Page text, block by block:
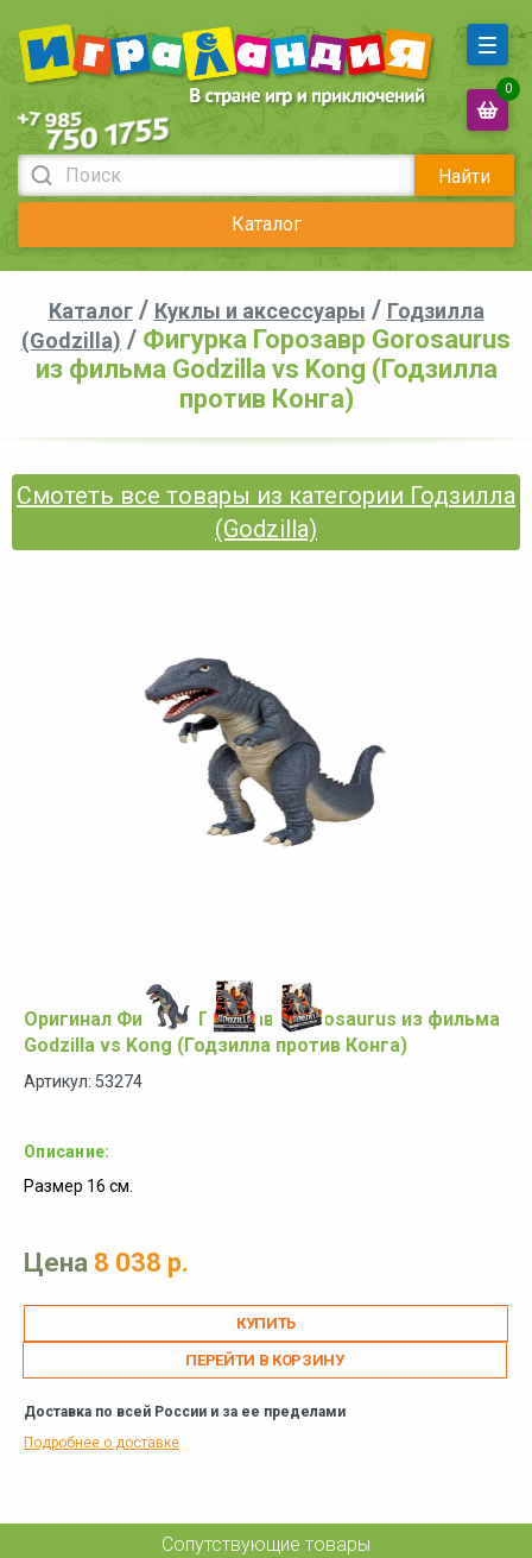
Найти
Каталог
0
Каталог/ Куклы и аксессуары / Годзилла
(Godzilla) / Фигурка Горозавр Gorosaurus
из фильма Godzilla vs Kong (Годзилла
против Конга)
Смотеть все товары из категории Годзилла
(Godzilla)
Оригинал Фигурка Горозавр Gorosaurus из фильма
Godzilla vs Kong (Годзилла против Конга)
Артикул: 53274
Описание:
Размер 16 см.
Цена 8 038 р.
ПЕРЕЙТИ В КОРЗИНУ
Доставка по всей России и за ее пределами
Подробнее о доставке
Сопутствующие товары